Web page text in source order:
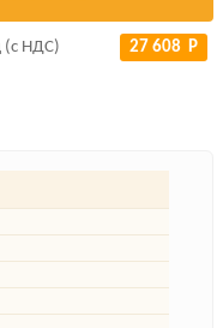
(с НДС) 27 608 Р